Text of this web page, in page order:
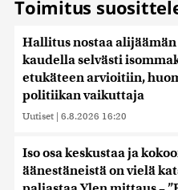
Toimitus
Hallitus nostaa
kaudella selvästi
etukäteen arvioitiin,
politiikan vaikuttaja
Uutiset | 6.8.2026 16:20
Iso osa keskustaa ja
äänestäneistä on vielä